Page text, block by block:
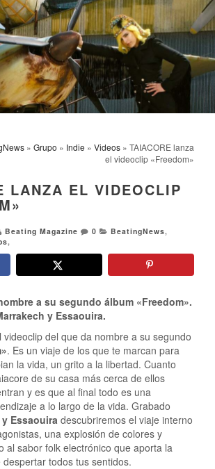
» Grupo » Indie » Videos » TAIACORE lanza
el videoclip «Freedom»
LANZA EL VIDEOCLIP
Beating Magazine 0 BeatingNews,
,
a su segundo álbum «Freedom».
y Essaouira.
videoclip del que da nombre a su segundo
. Es un viaje de los que te marcan para
la vida, un grito a la libertad. Cuanto
de su casa más cerca de ellos
y es que al final todo es una
a lo largo de la vida. Grabado
Essaouira descubriremos el viaje interno
una explosión de colores y
al sabor folk electrónico que aporta la
todos tus sentidos.